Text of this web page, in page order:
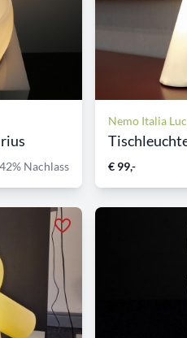
42% Nachlass
Nemo Italia
€ 99,-